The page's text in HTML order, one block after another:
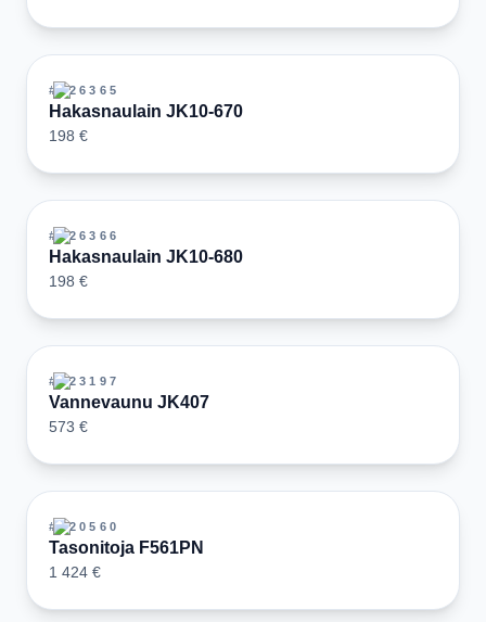
#126365
Hakasnaulain JK10-670
198 €
#126366
Hakasnaulain JK10-680
198 €
#123197
Vannevaunu JK407
573 €
#120560
Tasonitoja F561PN
1 424 €